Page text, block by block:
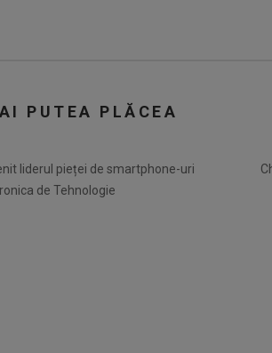
PUTEA PLĂCEA
liderul pieței de smartphone-uri
de Tehnologie